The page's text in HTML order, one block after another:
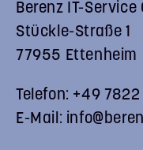
Berenz IT-Service
Stückle-Straße 1
77955 Ettenheim
Telefon: +49
E-Mail: